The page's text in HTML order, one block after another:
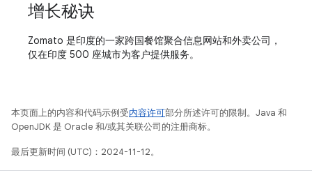
增长秘诀
Zomato 是印度的一家跨国餐馆聚合信息网站和外卖公司，
仅在印度 500 座城市为客户提供服务。
本页面上的内容和代码示例受内容许可部分所述许可的限制。Java 和
OpenJDK 是 Oracle 和/或其关联公司的注册商标。
最后更新时间 (UTC)：2024-11-12。